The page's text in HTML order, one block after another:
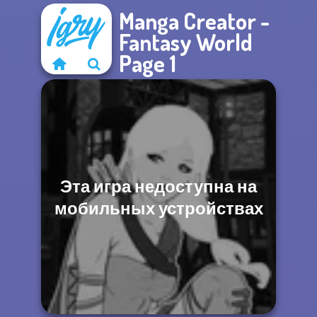
Manga Creator -
Fantasy World
Page 1
Эта игра недоступна на
мобильных устройствах